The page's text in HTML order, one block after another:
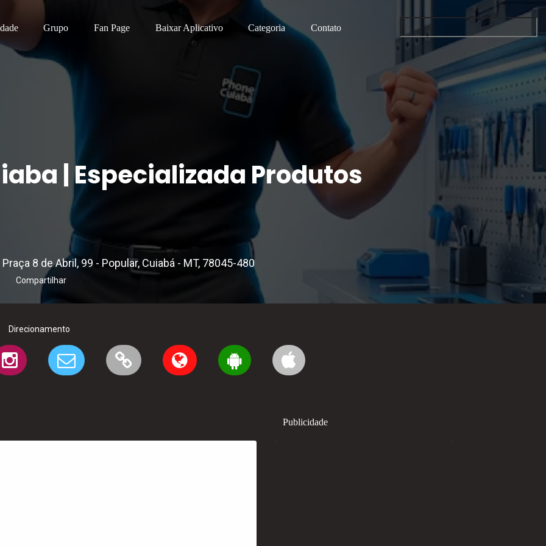
Grupo Fan Page Baixar Aplicativo Categoria Contato
| Especializada Produtos
8 de Abril, 99 - Popular, Cuiabá - MT, 78045-480
Compartilhar
Direcionamento
Publicidade